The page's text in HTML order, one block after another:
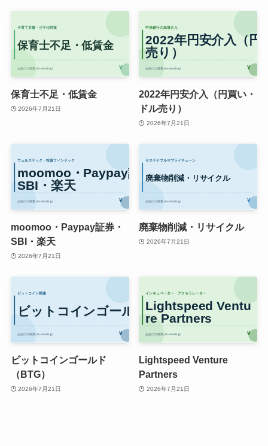
保育士不足・低賃金
2026年7月21日
2022年円安介入（円買い・
ドル売り）
2026年7月21日
moomoo・Paypay証券・
SBI・楽天
2026年7月21日
廃棄物削減・リサイクル
2026年7月21日
ビットコインゴールド
（BTG）
2026年7月21日
Lightspeed Venture
Partners
2026年7月21日